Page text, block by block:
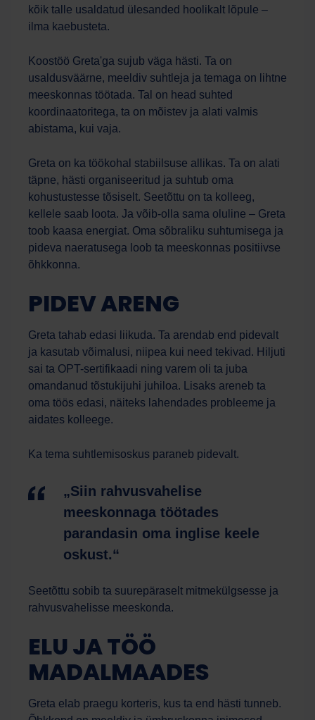
kõik talle usaldatud ülesanded hoolikalt lõpule –
ilma kaebusteta.
Koostöö Greta'ga sujub väga hästi. Ta on
usaldusväärne, meeldiv suhtleja ja temaga on lihtne
meeskonnas töötada. Tal on head suhted
koordinaatoritega, ta on mõistev ja alati valmis
abistama, kui vaja.
Greta on ka töökohal stabiilsuse allikas. Ta on alati
täpne, hästi organiseeritud ja suhtub oma
kohustustesse tõsiselt. Seetõttu on ta kolleeg,
kellele saab loota. Ja võib-olla sama oluline – Greta
toob kaasa energiat. Oma sõbraliku suhtumisega ja
pideva naeratusega loob ta meeskonnas positiivse
õhkkonna.
PIDEV ARENG
Greta tahab edasi liikuda. Ta arendab end pidevalt
ja kasutab võimalusi, niipea kui need tekivad. Hiljuti
sai ta OPT-sertifikaadi ning varem oli ta juba
omandanud tõstukijuhi juhiloa. Lisaks areneb ta
oma töös edasi, näiteks lahendades probleeme ja
aidates kolleege.
Ka tema suhtlemisoskus paraneb pidevalt.
„Siin rahvusvahelise
meeskonnaga töötades
parandasin oma inglise keele
oskust.“
Seetõttu sobib ta suurepäraselt mitmekülgsesse ja
rahvusvahelisse meeskonda.
ELU JA TÖÖ
MADALMAADES
Greta elab praegu korteris, kus ta end hästi tunneb.